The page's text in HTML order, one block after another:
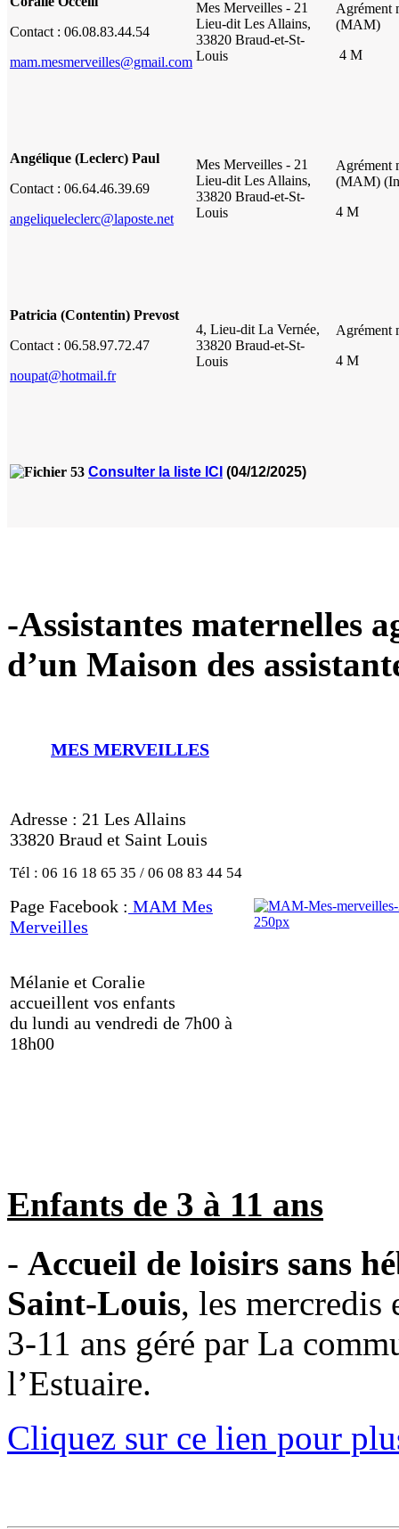
Contact : 06.08.83.44.54
mam.mesmerveilles@gmail.com
Mes Merveilles - 21
Lieu-dit Les Allains,
33820 Braud-et-St-
Louis
Agrément
(MAM)
4 M
Angélique (Leclerc) Paul
Contact : 06.64.46.39.69
angeliqueleclerc@laposte.net
Mes Merveilles - 21
Lieu-dit Les Allains,
33820 Braud-et-St-
Louis
Agrément
(MAM)
4 M
Patricia (Contentin) Prevost
Contact : 06.58.97.72.47
noupat@hotmail.fr
4, Lieu-dit La Vernée,
33820 Braud-et-St-
Louis
Agrément
4 M
Consulter la liste ICI (04/12/2025)
-Assistantes maternelles
d’un Maison des
MES MERVEILLES
Adresse : 21 Les Allains
33820 Braud et Saint Louis
Tél : 06 16 18 65 35 / 06 08 83 44 54
Page Facebook : MAM Mes
Merveilles
Mélanie et Coralie
accueillent vos enfants
du lundi au vendredi de 7h00 à
18h00
Enfants de 3 à 11 ans
- Accueil de loisirs sans
Saint-Louis, les mercredis
3-11 ans géré par La
l’Estuaire.
Cliquez sur ce lien pour